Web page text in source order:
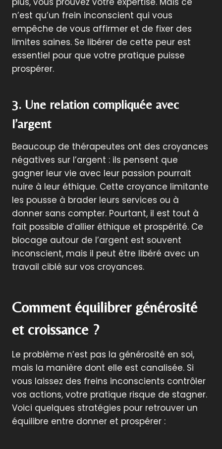
n’est qu’un frein inconscient qui vous
empêche de vous affirmer et de fixer des
limites saines. Se libérer de cette peur est
essentiel pour que votre pratique puisse
prospérer.
3. Une relation compliquée avec
l’argent
Beaucoup de thérapeutes ont des croyances
négatives sur l’argent : ils pensent que
gagner leur vie avec leur passion pourrait
nuire à leur éthique. Cette croyance limitante
les pousse à brader leurs services ou à
donner sans compter. Pourtant, il est tout à
fait possible d’allier éthique et prospérité. Ce
blocage autour de l’argent est souvent
inconscient, mais il peut être libéré avec un
travail ciblé sur vos croyances.
Comment équilibrer générosité
et croissance ?
Le problème n’est pas la générosité en soi,
mais la manière dont elle est canalisée. Si
vous laissez des freins inconscients contrôler
vos actions, votre pratique risque de stagner.
Voici quelques stratégies pour retrouver un
équilibre entre donner et prospérer :